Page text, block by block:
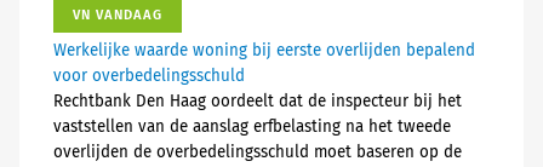
VN VANDAAG
Werkelijke waarde woning bij eerste overlijden bepalend
voor overbedelingsschuld
Rechtbank Den Haag oordeelt dat de inspecteur bij het
vaststellen van de aanslag erfbelasting na het tweede
overlijden de overbedelingsschuld moet baseren op de